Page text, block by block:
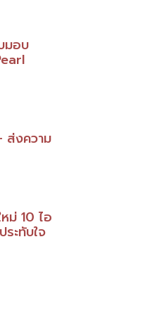
มอบ
ส่งความ
ม่ 10 ไอ
ระทับใจ